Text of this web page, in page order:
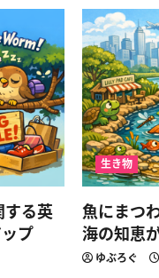
する英
プ
生き物
魚にまつ
海の知恵
ゆぶろぐ